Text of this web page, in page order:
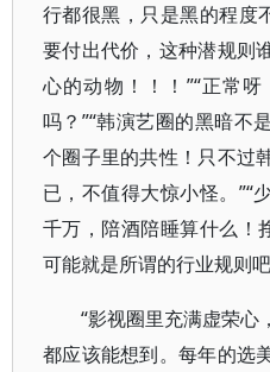
行都很黑，只是黑的程度
要付出代价，这种潜规则
心的动物！！！”“正常
吗？”“韩演艺圈的黑暗不
个圈子里的共性！只不过
已，不值得大惊小怪。”“
千万，陪酒陪睡算什么！
可能就是所谓的行业规则
“影视圈里充满虚荣心
都应该能想到。每年的选